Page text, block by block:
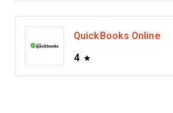
QuickBooks Online
4